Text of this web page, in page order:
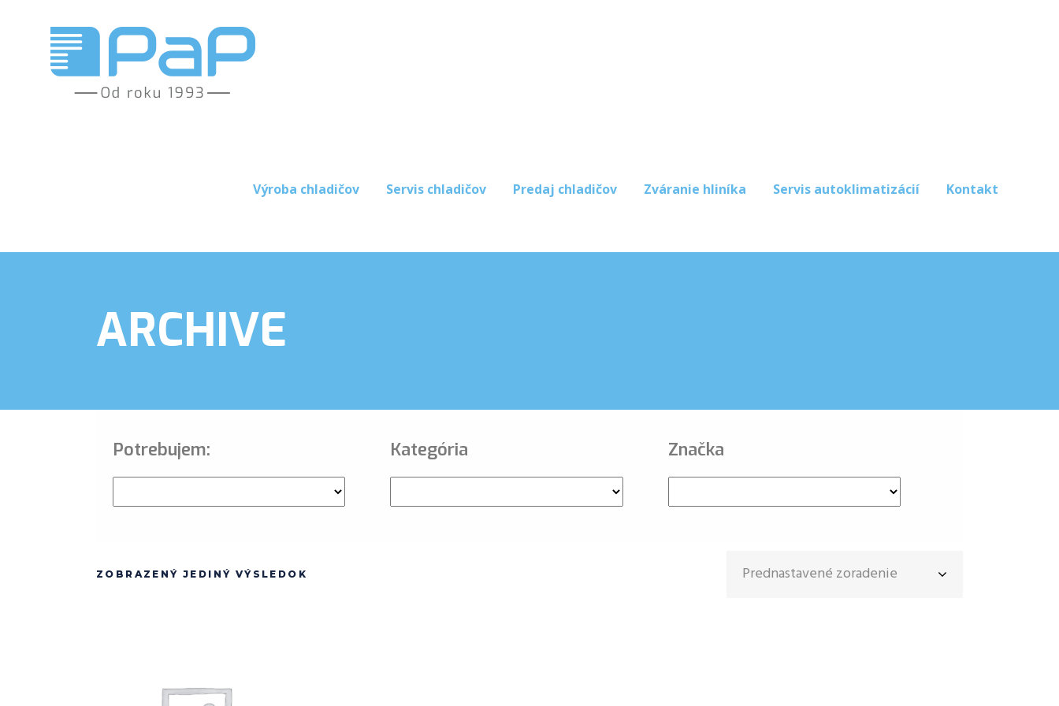
Výroba chladičov Servis chladičov Predaj chladičov Zváranie hliníka Servis autoklimatizácií Kontakt
ARCHIVE
Potrebujem: Kategória Značka
ZOBRAZENÝ JEDINÝ VÝSLEDOK Prednastavené zoradenie